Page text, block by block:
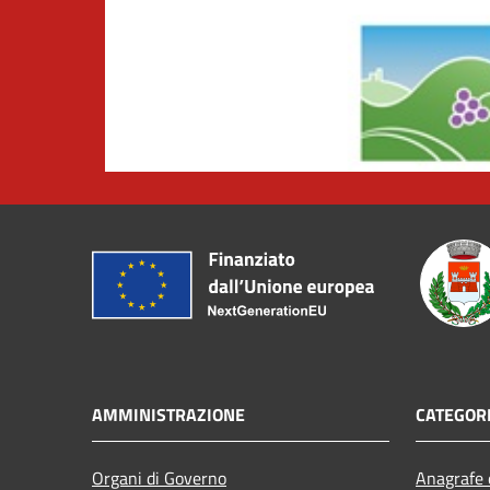
AMMINISTRAZIONE
Organi di Governo